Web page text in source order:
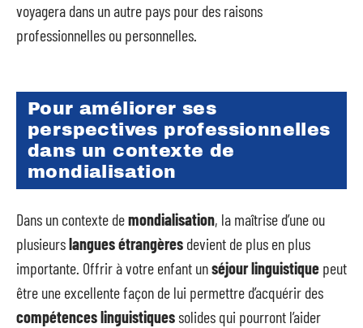
voyagera dans un autre pays pour des raisons
professionnelles ou personnelles.
Pour améliorer ses
perspectives professionnelles
dans un contexte de
mondialisation
Dans un contexte demondialisation, la maîtrise d’une ou
plusieurslangues étrangères devient de plus en plus
importante. Offrir à votre enfant unséjour linguistique peut
être une excellente façon de lui permettre d’acquérir des
compétences linguistiquessolides qui pourront l’aider